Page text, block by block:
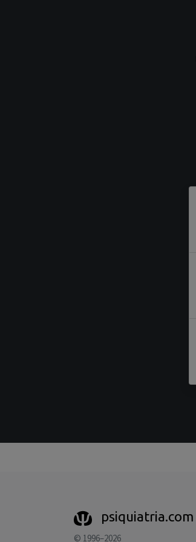
psiquiatria.com
© 1996–2026